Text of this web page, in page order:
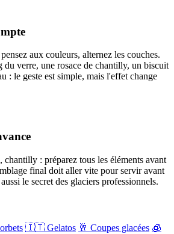
aux couleurs, alternez les couches.
verre, une rosace de chantilly, un biscuit
: le geste est simple, mais l'effet change
chantilly : préparez tous les éléments avant
final doit aller vite pour servir avant
le secret des glaciers professionnels.
🇮🇹 Gelatos 🥂 Coupes glacées 🧊